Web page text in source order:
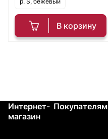
В корзину
Интернет-
магазин
Покупателям